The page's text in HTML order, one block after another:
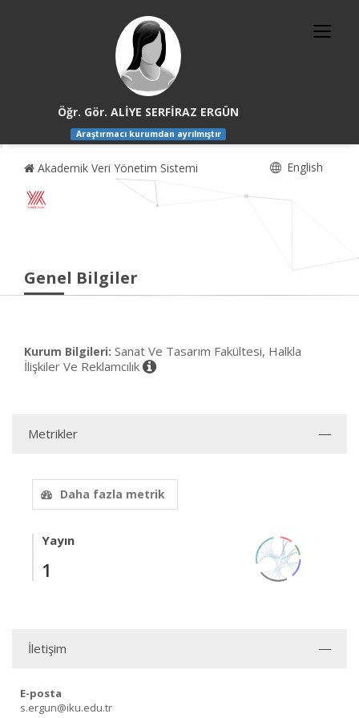
Öğr. Gör. ALİYE SERFİRAZ ERGÜN
Araştırmacı kurumdan ayrılmıştır
Akademik Veri Yönetim Sistemi English
Genel Bilgiler
Kurum Bilgileri: Sanat Ve Tasarım Fakültesi, Halkla
İlişkiler Ve Reklamcılık
Metrikler
Daha fazla metrik
Yayın
1
İletişim
E-posta
s.ergun@iku.edu.tr